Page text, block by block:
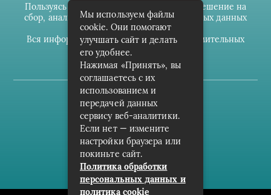
Пользуясь данным ресурсом вы даёте разрешение на
сбор, анализ и хранение своих персональных данных
согласноПравилам
Вся информация предоставлена в ознакомительных
целях.
(c) cpark-avto.ru
Карта сайта
О проекте
Архив
Мы используем файлы
cookie. Они помогают
улучшать сайт и делать
его удобнее.
Нажимая «Принять», вы
соглашаетесь с их
использованием и
передачей данных
сервису веб-аналитики.
Если нет — измените
настройки браузера или
покиньте сайт.
Политика обработки
персональных данных и
политика cookie